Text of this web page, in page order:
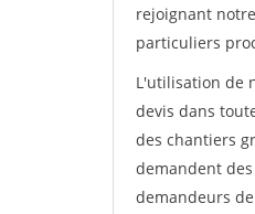
rejoignant
particuliers
L'utilisation de
devis dans
des chantiers
demandent
demandeurs